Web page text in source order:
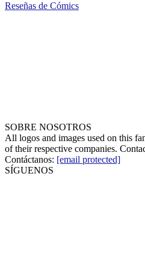
Reseñas de Cómics
SOBRE NOSOTROS
All logos and images used on this
of their respective companies.
Contáctanos: [email protected]
SÍGUENOS